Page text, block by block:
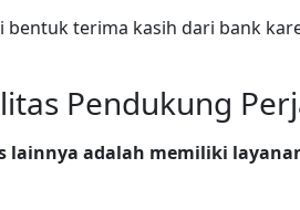
bentuk terima kasih dari bank
Pendukung
lainnya adalah memiliki